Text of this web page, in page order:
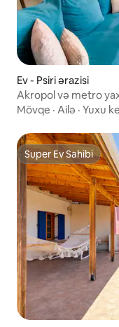
Ev - Psiri ərazisi
Akropol və metro
Mövqe · Ailə · Yuxu
Super Ev Sahibi
Super Ev Sahibi